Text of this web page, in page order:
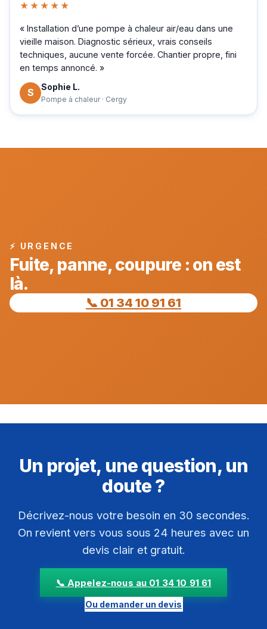
★★★★★
« Installation d’une pompe à chaleur air/eau dans une
vieille maison. Diagnostic sérieux, vrais conseils
techniques, aucune vente forcée. Chantier propre, fini
en temps annoncé. »
S Sophie L.
Pompe à chaleur · Cergy
⚡ URGENCE
Fuite, panne, coupure : on est
là.
📞 01 34 10 91 61
Un projet, une question, un
doute ?
Décrivez-nous votre besoin en 30 secondes.
On revient vers vous sous 24 heures avec un
devis clair et gratuit.
📞 Appelez-nous au 01 34 10 91 61
Ou demander un devis